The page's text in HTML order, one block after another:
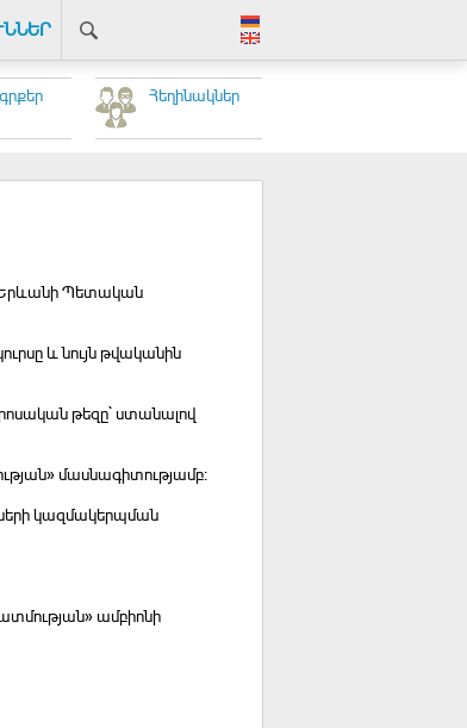
Հեղինակներ
Երևանի Պետական
և նույն թվականին
թեզը` ստանալով
մասնագիտությամբ։
կազմակերպման
ամբիոնի